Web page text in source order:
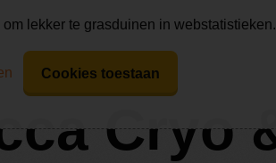
Cryo
lekker te grasduinen in webstatistieken.
Cookies toestaan